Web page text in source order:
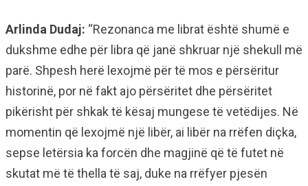
Arlinda Dudaj: “Rezonanca me librat është shumë e
dukshme edhe për libra që janë shkruar një shekull më
parë. Shpesh herë lexojmë për të mos e përsëritur
historinë, por në fakt ajo përsëritet dhe përsëritet
pikërisht për shkak të kësaj mungese të vetëdijes. Në
momentin që lexojmë një libër, ai libër na rrëfen diçka,
sepse letërsia ka forcën dhe magjinë që të futet në
skutat më të thella të saj, duke na rrëfyer pjesën